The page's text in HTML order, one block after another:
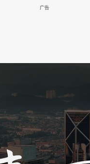
广告